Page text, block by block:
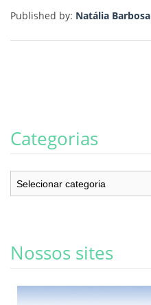
Published by: Natália Barbosa
Categorias
Categorias
Nossos sites